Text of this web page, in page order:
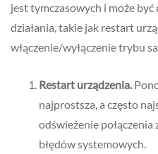
jest tymczasowych i może
działania, takie jak restart
włączenie/wyłączenie trybu
Restart urządzenia.
najprostsza, a często
odświeżenie
błędów systemowych.